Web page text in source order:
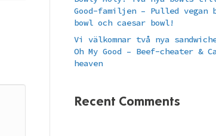
Good-familjen – Pulled vegan
bowl och caesar bowl!
Vi välkomnar två nya
Oh My Good – Beef-cheater &
heaven
Recent Comments